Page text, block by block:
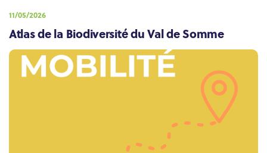
11/05/2026
Atlas de la Biodiversité du Val de Somme